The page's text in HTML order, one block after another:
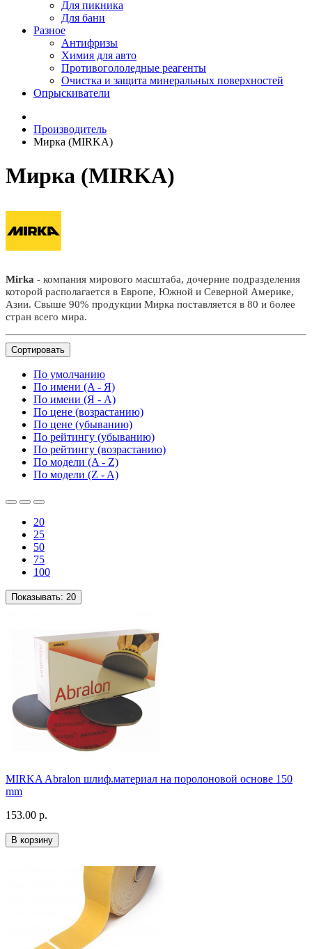
Для пикника
Для бани
Разное
Антифризы
Химия для авто
Противогололедные реагенты
Очистка и защита минеральных поверхностей
Опрыскиватели
Производитель
Мирка (MIRKA)
Мирка (MIRKA)
Mirka - компания мирового масштаба, дочерние подразделения
которой располагается в Европе, Южной и Северной Америке,
Азии. Свыше 90% продукции Мирка поставляется в 80 и более
стран всего мира.
Сортировать
По умолчанию
По имени (A - Я)
По имени (Я - A)
По цене (возрастанию)
По цене (убыванию)
По рейтингу (убыванию)
По рейтингу (возрастанию)
По модели (A - Z)
По модели (Z - A)
20
25
50
75
100
Показывать: 20
MIRKA Abralon шлиф.материал на поролоновой основе 150
mm
153.00 р.
В корзину